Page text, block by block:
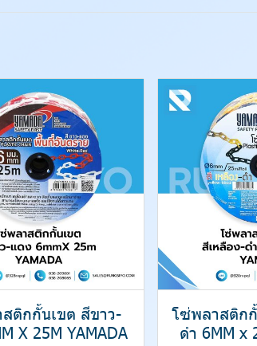
ติกกั้นเขต สีขาว-
X 25M YAMADA
โซ่พลาสติก
ดำ 6MM x